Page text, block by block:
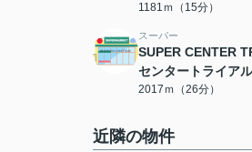
1181ｍ（15分）
スーパー
SUPER CENTER
センタートライア
2017ｍ（26分）
近隣の物件